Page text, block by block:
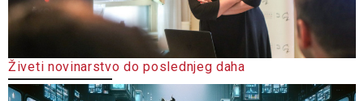
Živeti novinarstvo do poslednjeg daha